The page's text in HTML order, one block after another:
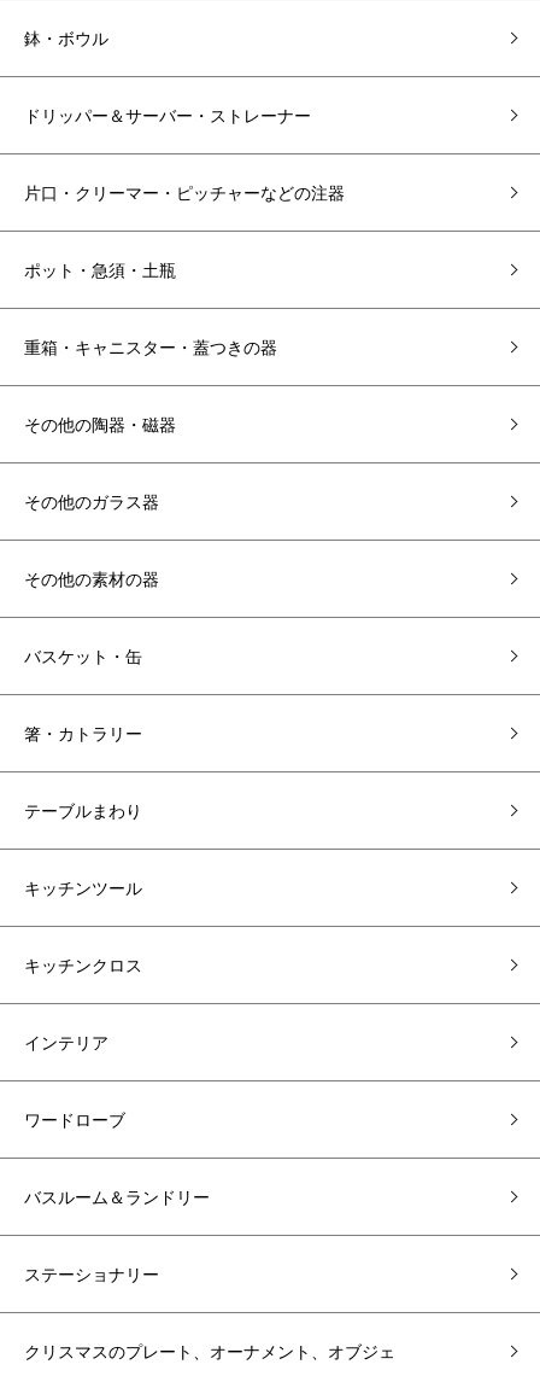
鉢・ボウル
ドリッパー＆サーバー・ストレーナー
片口・クリーマー・ピッチャーなどの注器
ポット・急須・土瓶
重箱・キャニスター・蓋つきの器
その他の陶器・磁器
その他のガラス器
その他の素材の器
バスケット・缶
箸・カトラリー
テーブルまわり
キッチンツール
キッチンクロス
インテリア
ワードローブ
バスルーム＆ランドリー
ステーショナリー
クリスマスのプレート、オーナメント、オブジェ